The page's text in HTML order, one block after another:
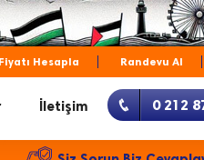
Hesapla Randevu Al
İletişim 0 212